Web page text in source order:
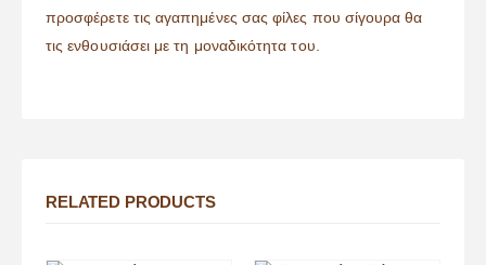
προσφέρετε τις αγαπημένες σας φίλες που σίγουρα θα
τις ενθουσιάσει με τη μοναδικότητα του.
RELATED PRODUCTS